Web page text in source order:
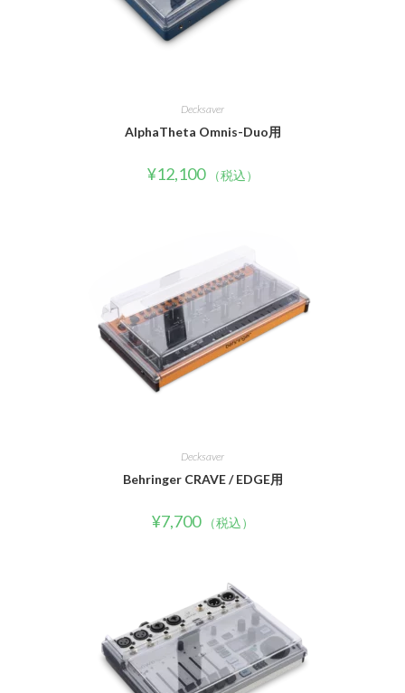
Decksaver
AlphaTheta Omnis-Duo用
¥12,100 （税込）
Decksaver
Behringer CRAVE / EDGE用
¥7,700 （税込）